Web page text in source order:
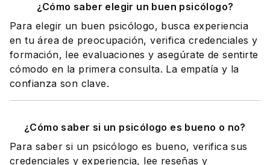
¿Cómo saber elegir un buen psicólogo?
Para elegir un buen psicólogo, busca experiencia
en tu área de preocupación, verifica credenciales y
formación, lee evaluaciones y asegúrate de sentirte
cómodo en la primera consulta. La empatía y la
confianza son clave.
¿Cómo saber si un psicólogo es bueno o no?
Para saber si un psicólogo es bueno, verifica sus
credenciales y experiencia, lee reseñas y